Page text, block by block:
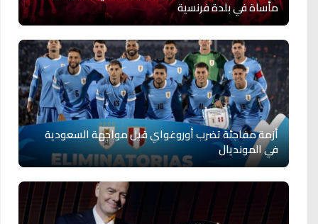
مأساة في بلدة فرنسية
أزمة مفاجئة تضرب أوروغواي قبل مواجهة السعودية
في المونديال